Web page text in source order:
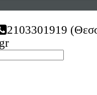
2103301919